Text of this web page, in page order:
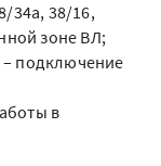
34а, 38/16,
зоне ВЛ;
– подключение
в